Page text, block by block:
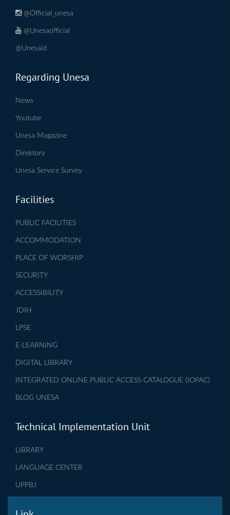
@Official_unesa
@Unesaofficial
@Unesaid
Regarding Unesa
News
Youtube
Unesa Magazine
Direktory
Unesa Service Survey
Facilities
PUBLIC FACILITIES
ACCOMMODATION
PLACE OF WORSHIP
SECURITY
ACCESSIBILITY
JDIH
LPSE
E-LEARNING
DIGITAL LIBRARY
INTEGRATED ONLINE PUBLIC ACCESS CATALOGUE (IOPAC)
BLOG UNESA
Technical Implementation Unit
LIBRARY
LANGUAGE CENTER
UPPBJ